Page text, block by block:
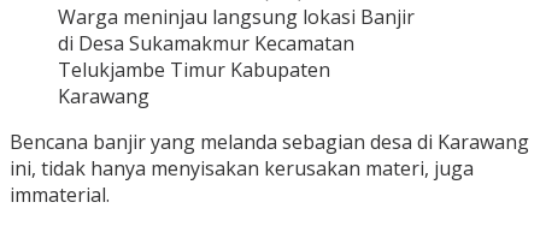
Warga meninjau langsung lokasi Banjir
di Desa Sukamakmur Kecamatan
Telukjambe Timur Kabupaten
Karawang
Bencana banjir yang melanda sebagian desa di Karawang
ini, tidak hanya menyisakan kerusakan materi, juga
immaterial.